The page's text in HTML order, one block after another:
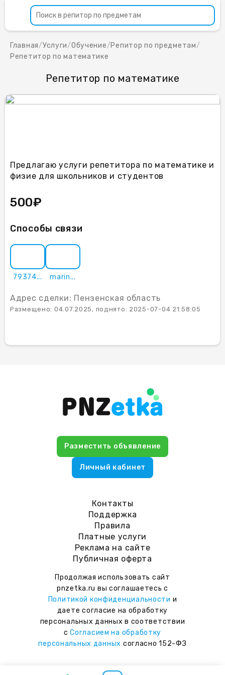
Главная/Услуги/Обучение/Репитор по предметам/
Репетитор по математике
Репетитор по математике
Предлагаю услуги репетитора по математике и
физие для школьников и студентов
500₽
Способы связи
79374... marin...
Адрес сделки: Пензенская область
Размещено: 04.07.2025, поднято: 2025-07-04 21:58:05
Контакты
Поддержка
Правила
Платные услуги
Реклама на сайте
Публичная оферта
Продолжая использовать сайт
pnzetka.ru вы соглашаетесь с
Политикой конфиденциальности и
даете согласие на обработку
персональных данных в соответствии
сСогласием на обработку
персональных данных согласно 152-ФЗ
Разместить объявление
Личный кабинет